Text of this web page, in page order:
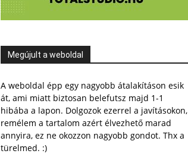
Megújult a weboldal
A weboldal épp egy nagyobb átalakításon esik
át, ami miatt biztosan belefutsz majd 1-1
hibába a lapon. Dolgozok ezerrel a javításokon,
remélem a tartalom azért élvezhető marad
annyira, ez ne okozzon nagyobb gondot. Thx a
türelmed. :)